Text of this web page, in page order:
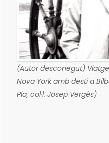
(Autor desconegut)
Nova York amb destí a
Pla, col·l. Josep Vergés)